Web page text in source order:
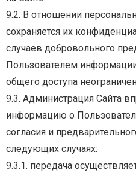
9.2. В отношении
сохраняется их
случаев добровольного
Пользователем
общего доступа
9.3. Администрация Сайта
информацию о
согласия и
следующих случаях:
9.3.1. передача